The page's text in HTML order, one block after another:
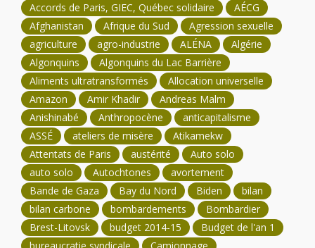
Accords de Paris, GIEC, Québec solidaire
AÉCG
Afghanistan
Afrique du Sud
Agression sexuelle
agriculture
agro-industrie ALÉNA
Algérie
Algonquins
Algonquins du Lac Barrière
Aliments ultratransformés
Allocation universelle
Amazon
Amir Khadir
Andreas Malm
Anishinabé
Anthropocène
anticapitalisme
ASSÉ
ateliers de misère
Atikamekw
Attentats de Paris
austérité
Auto solo
auto solo
Autochtones
avortement
Bande de Gaza
Bay du Nord Biden
bilan
bilan carbone
bombardements
Bombardier
Brest-Litovsk
budget 2014-15
Budget de l'an 1